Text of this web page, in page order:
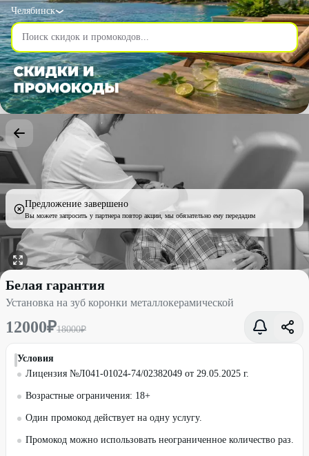
Челябинск
Предложение завершено
Вы можете запросить у партнера повтор акции, мы обязательно ему передадим
Установка на зуб коронки металлокерамической со скидкой
Белая гарантия
Установка на зуб коронки металлокерамической
12000₽18000₽
Условия
Лицензия №Л041-01024-74/02382049 от 29.05.2025 г.
Возрастные ограничения: 18+
Один промокод действует на одну услугу.
Промокод можно использовать неограниченное количество раз.